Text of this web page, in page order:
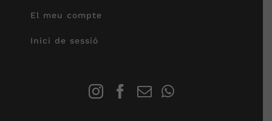
El meu compte
Inici de sessió